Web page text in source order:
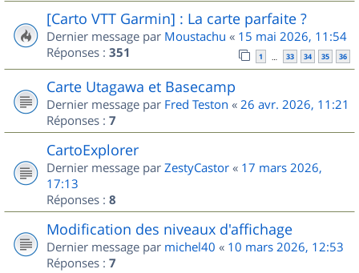
[Carto VTT Garmin] : La carte parfaite ?
Dernier message par Moustachu « 15 mai 2026, 11:54
Réponses : 351 1 … 33 34 35 36
Carte Utagawa et Basecamp
Dernier message par Fred Teston « 26 avr. 2026, 11:21
Réponses : 7
CartoExplorer
Dernier message par ZestyCastor « 17 mars 2026,
17:13
Réponses : 8
Modification des niveaux d'affichage
Dernier message par michel40 « 10 mars 2026, 12:53
Réponses : 7